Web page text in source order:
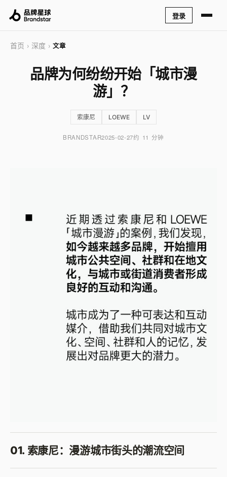
登录
首页 › 深度 › 文章
品牌为何纷纷开始「城市漫
游」？
索康尼 LOEWE LV
BRANDSTAR2025-02-27约 11 分钟
01. 索康尼：漫游城市街头的潮流空间